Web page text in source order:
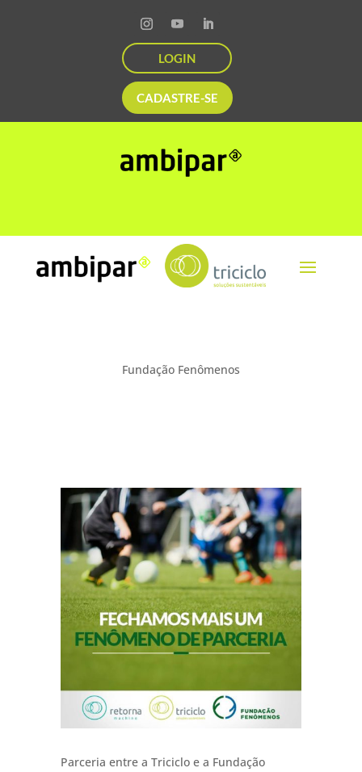
LOGIN
CADASTRE-SE
Fundação Fenômenos
Parceria entre a Triciclo e a Fundação